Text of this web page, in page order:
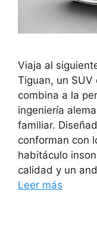
Viaja al
Tiguan, un
combina a la
ingeniería
familiar.
conforman con
habitáculo
calidad y un
Leer más